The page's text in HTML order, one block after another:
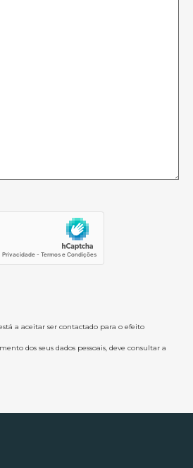
a aceitar ser contactado para o efeito
dos seus dados pessoais, deve consultar a